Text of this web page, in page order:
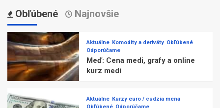
Obľúbené Najnovšie
Aktuálne Komodity a deriváty Obľúbené
Odporúčame
Meď: Cena medi, grafy a online
kurz medi
Aktuálne Kurzy euro / cudzia mena
Obľúbené Odporúčame